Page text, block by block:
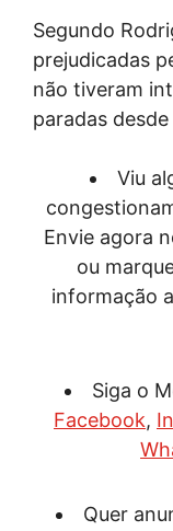
Segundo
prejudicadas
não tiveram
paradas desde
Viu
Envie agora
ou
informação
Siga o
Facebook,
Quer